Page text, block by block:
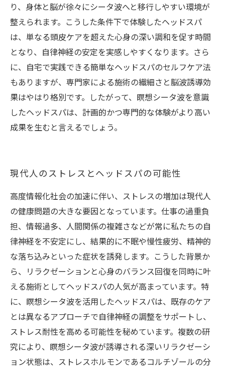
り、身体と脳が徐々にシータ波へと移行しやすい環境が
整えられます。こうした条件下で体験したヘッドスパ
は、単なる頭皮ケアを超えた心身の深い調和を促す時間
となり、自律神経の安定を実感しやすくなります。さら
に、自宅で実践できる簡単なヘッドスパのセルフケア法
もありますが、専門家による施術の繊細さと脳波誘導効
果はやはり格別です。したがって、瞑想シータ波を意識
したヘッドスパは、計画的かつ専門的な体験がより高い
成果を生むと言えるでしょう。
現代人のストレスとヘッドスパの可能性
高度情報化社会の加速に伴い、ストレスの増加は現代人
の健康問題の大きな要因となっています。仕事の過重負
担、情報過多、人間関係の複雑さなどが常に私たちの自
律神経を不安定にし、結果的に不眠や慢性疲労、精神的
な落ち込みといった症状を誘発します。こうした背景か
ら、リラクゼーションと心身のバランス回復を同時に叶
える施術としてヘッドスパの人気が高まっています。特
に、瞑想シータ波を活用したヘッドスパは、既存のケア
とは異なるアプローチで自律神経の調整をサポートし、
ストレス耐性を高める可能性を秘めています。複数の研
究により、瞑想シータ波が誘導される深いリラクゼーシ
ョン状態は、ストレスホルモンであるコルチゾールの分